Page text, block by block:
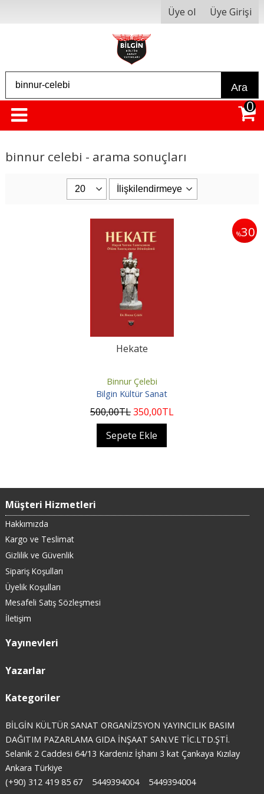
Üye ol Üye Girişi
Ara
0
binnur celebi - arama sonuçları
%30
Hekate
Binnur Çelebi
Bilgin Kültür Sanat
500,00TL350,00TL
Sepete Ekle
Müşteri Hizmetleri
Hakkımızda
Kargo ve Teslimat
Gizlilik ve Güvenlik
Sipariş Koşulları
Üyelik Koşulları
Mesafeli Satış Sözleşmesi
İletişim
Yayınevleri
Yazarlar
Kategoriler
BİLGİN KÜLTÜR SANAT ORGANİZSYON YAYINCILIK BASIM
DAĞITIM PAZARLAMA GIDA İNŞAAT SAN.VE TİC.LTD.ŞTİ.
Selanik 2 Caddesi 64/13 Kardeniz İşhanı 3 kat Çankaya Kızılay
Ankara Türkiye
(+90) 312 419 85 67
5449394004 5449394004